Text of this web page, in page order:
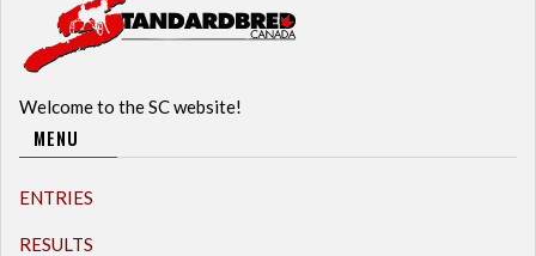
Welcome to the SC website!
MENU
ENTRIES
RESULTS